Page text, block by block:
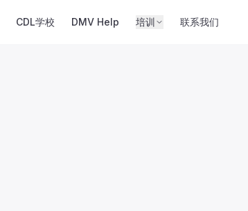
CDL学校 DMV Help 培训 联系我们